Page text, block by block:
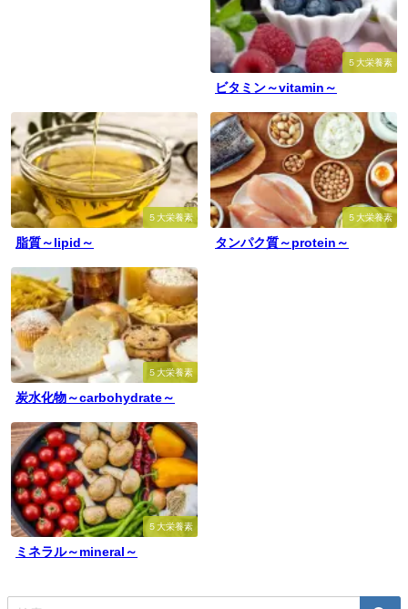
５大栄養素
ビタミン～vitamin～
５大栄養素
脂質～lipid～
５大栄養素
タンパク質～protein～
５大栄養素
炭水化物～carbohydrate～
５大栄養素
ミネラル～mineral～